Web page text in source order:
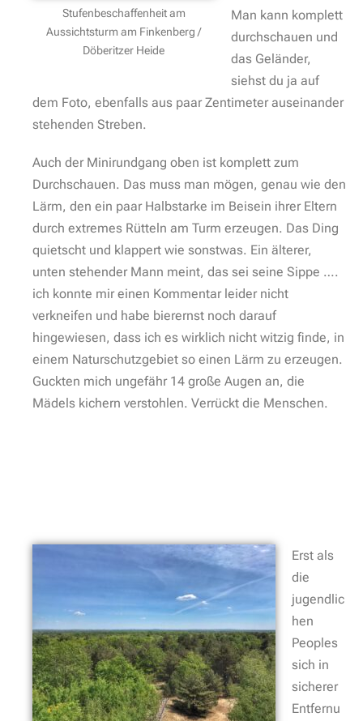
Stufenbeschaffenheit am
Aussichtsturm am Finkenberg /
Döberitzer Heide
Man kann komplett
durchschauen und
das Geländer,
siehst du ja auf
dem Foto, ebenfalls aus paar Zentimeter auseinander
stehenden Streben.
Auch der Minirundgang oben ist komplett zum
Durchschauen. Das muss man mögen, genau wie den
Lärm, den ein paar Halbstarke im Beisein ihrer Eltern
durch extremes Rütteln am Turm erzeugen. Das Ding
quietscht und klappert wie sonstwas. Ein älterer,
unten stehender Mann meint, das sei seine Sippe ….
ich konnte mir einen Kommentar leider nicht
verkneifen und habe bierernst noch darauf
hingewiesen, dass ich es wirklich nicht witzig finde, in
einem Naturschutzgebiet so einen Lärm zu erzeugen.
Guckten mich ungefähr 14 große Augen an, die
Mädels kichern verstohlen. Verrückt die Menschen.
Erst als
die
jugendlic
hen
Peoples
sich in
sicherer
Entfernu